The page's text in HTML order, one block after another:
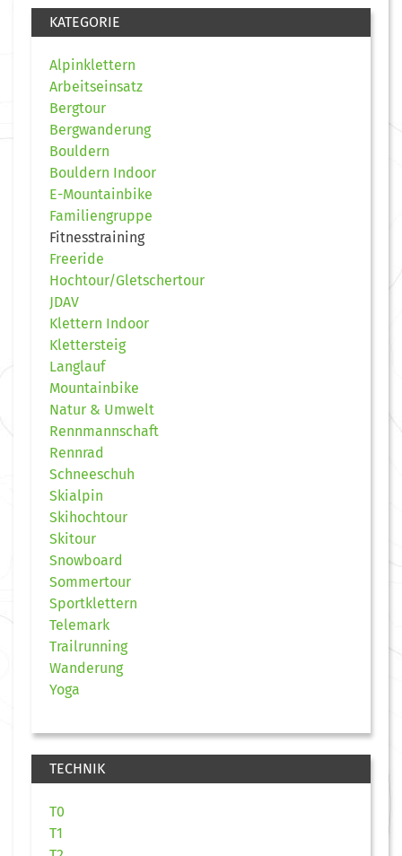
KATEGORIE
Alpinklettern
Arbeitseinsatz
Bergtour
Bergwanderung
Bouldern
Bouldern Indoor
E-Mountainbike
Familiengruppe
Fitnesstraining
Freeride
Hochtour/Gletschertour
JDAV
Klettern Indoor
Klettersteig
Langlauf
Mountainbike
Natur & Umwelt
Rennmannschaft
Rennrad
Schneeschuh
Skialpin
Skihochtour
Skitour
Snowboard
Sommertour
Sportklettern
Telemark
Trailrunning
Wanderung
Yoga
TECHNIK
T0
T1